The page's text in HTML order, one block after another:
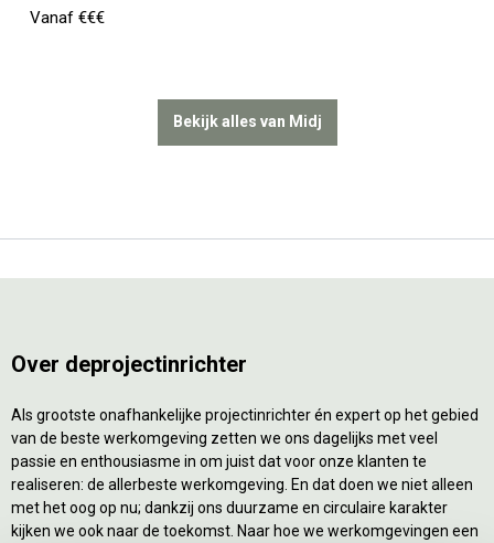
Vanaf €€€
Bekijk alles van Midj
Over deprojectinrichter
Als grootste onafhankelijke projectinrichter én expert op het gebied
van de beste werkomgeving zetten we ons dagelijks met veel
passie en enthousiasme in om juist dat voor onze klanten te
realiseren: de allerbeste werkomgeving. En dat doen we niet alleen
met het oog op nu; dankzij ons duurzame en circulaire karakter
kijken we ook naar de toekomst. Naar hoe we werkomgevingen een